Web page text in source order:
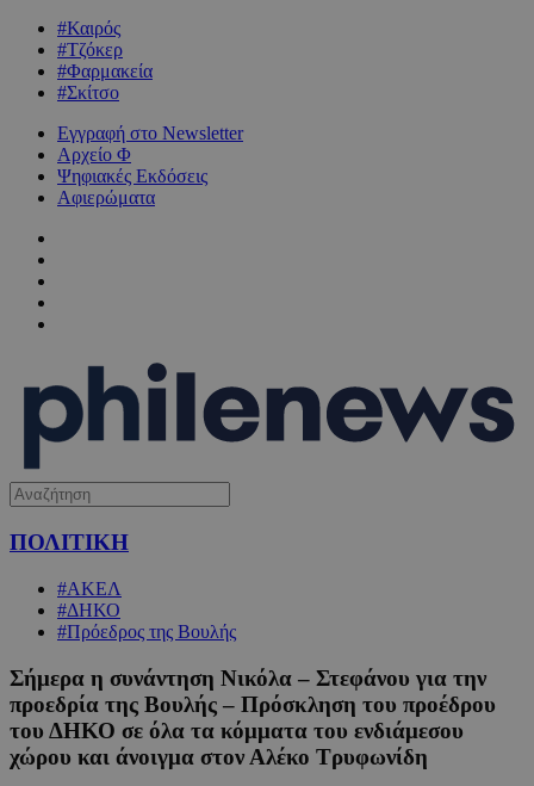
#Καιρός
#Τζόκερ
#Φαρμακεία
#Σκίτσο
Εγγραφή στο Newsletter
Αρχείο Φ
Ψηφιακές Εκδόσεις
Αφιερώματα
ΠΟΛΙΤΙΚΗ
#ΑΚΕΛ
#ΔΗΚΟ
#Πρόεδρος της Βουλής
Σήμερα η συνάντηση Νικόλα – Στεφάνου για την
προεδρία της Βουλής – Πρόσκληση του προέδρου
του ΔΗΚΟ σε όλα τα κόμματα του ενδιάμεσου
χώρου και άνοιγμα στον Αλέκο Τρυφωνίδη